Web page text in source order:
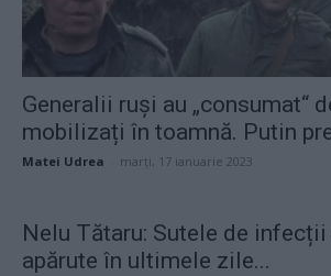
Generalii ruși au „consumat“
mobilizați în toamnă. Putin
Matei Udrea marți, 17 ianuarie 2023
Nelu Tătaru: Sutele de
apărute în ultimele zile...